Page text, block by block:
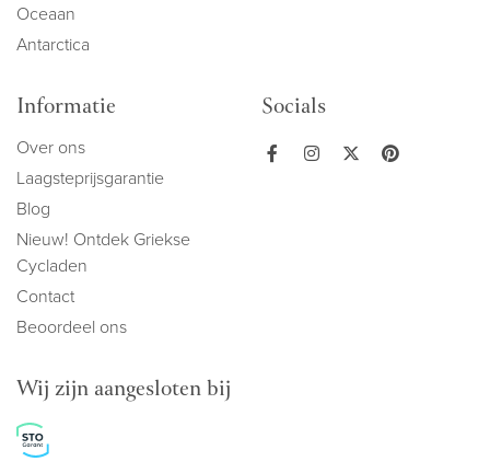
Oceaan
Antarctica
Informatie
Over ons
Laagsteprijsgarantie
Blog
Nieuw! Ontdek Griekse
Cycladen
Contact
Beoordeel ons
Socials
Wij zijn aangesloten bij